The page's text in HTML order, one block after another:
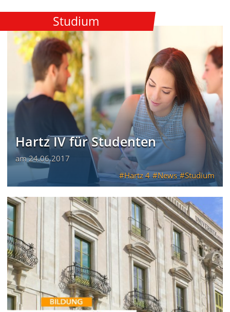
Studium
Hartz IV für Studenten
am24.06.2017
Hartz 4
News Studium